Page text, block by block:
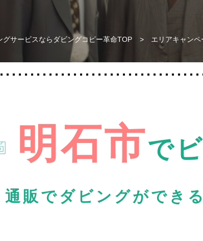
グサービスならダビングコピー革命TOP > エリアキャン
明石市で
通販でダビングができ